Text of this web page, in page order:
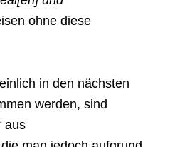
ohne diese
in den nächsten
werden, sind
aus